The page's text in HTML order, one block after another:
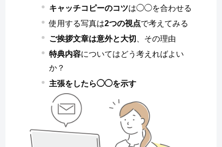
キャッチコピーのコツは◯◯を合わせる
使用する写真は2つの視点で考えてみる
ご挨拶文章は意外と大切
、その理由
特典内容についてはどう考えればよい
か？
主張をしたら◯◯を示す